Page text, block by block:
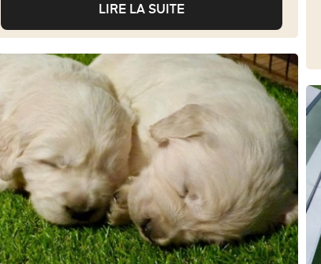
LIRE LA SUITE